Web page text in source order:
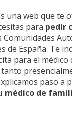
una web que te
para pedir
Comunidades
de España. Te
para el médico
paso a
médico de